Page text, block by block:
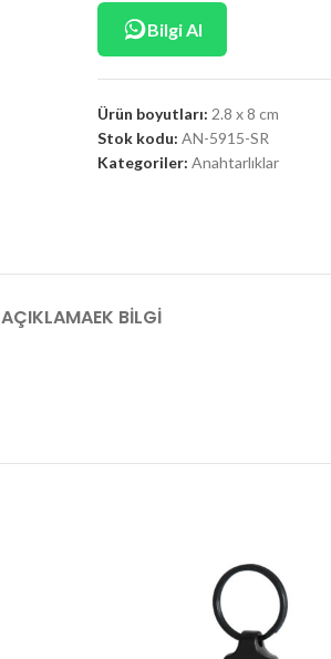
Bilgi Al
Ürün boyutları: 2.8 x 8 cm
Stok kodu: AN-5915-SR
Kategoriler: Anahtarlıklar
AÇIKLAMAEK BILGI